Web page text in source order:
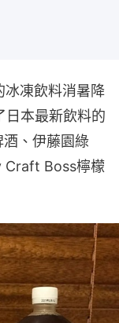
冰凍飲料消暑降
日本最新飲料的
、伊藤園綠
Craft Boss檸檬